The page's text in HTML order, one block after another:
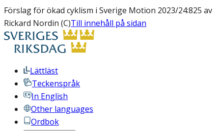
Förslag för ökad cyklism i Sverige Motion 2023/24:825 av
Rickard Nordin (C)Till innehåll på sidan
Lättläst
Teckenspråk
In English
Other languages
Ordbok